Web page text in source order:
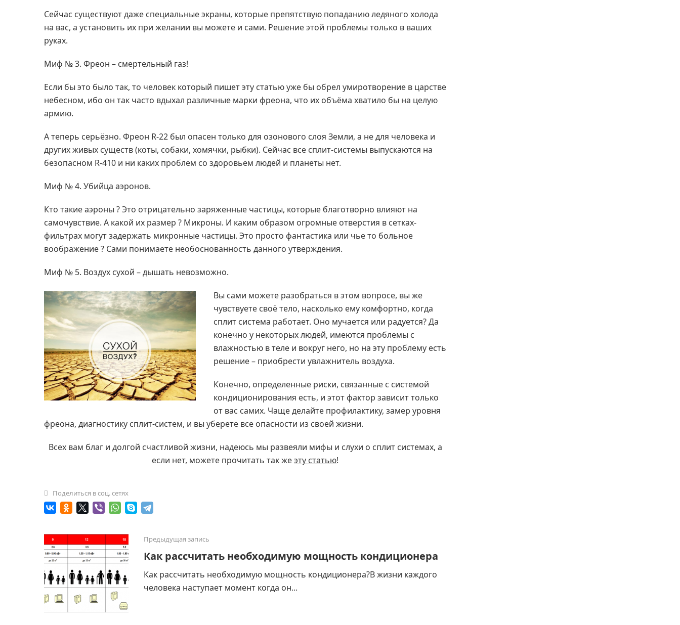
Сейчас существуют даже специальные экраны, которые препятствую попаданию ледяного холода
на вас, а установить их при желании вы можете и сами. Решение этой проблемы только в ваших
руках.
Миф № 3. Фреон – смертельный газ!
Если бы это было так, то человек который пишет эту статью уже бы обрел умиротворение в царстве
небесном, ибо он так часто вдыхал различные марки фреона, что их объёма хватило бы на целую
армию.
А теперь серьёзно. Фреон R-22 был опасен только для озонового слоя Земли, а не для человека и
других живых существ (коты, собаки, хомячки, рыбки). Сейчас все сплит-системы выпускаются на
безопасном R-410 и ни каких проблем со здоровьем людей и планеты нет.
Миф № 4. Убийца аэронов.
Кто такие аэроны ? Это отрицательно заряженные частицы, которые благотворно влияют на
самочувствие. А какой их размер ? Микроны. И каким образом огромные отверстия в сетках-
фильтрах могут задержать микронные частицы. Это просто фантастика или чье то больное
воображение ? Сами понимаете необоснованность данного утверждения.
Миф № 5. Воздух сухой – дышать невозможно.
Вы сами можете разобраться в этом вопросе, вы же
чувствуете своё тело, насколько ему комфортно, когда
сплит система работает. Оно мучается или радуется? Да
конечно у некоторых людей, имеются проблемы с
влажностью в теле и вокруг него, но на эту проблему есть
решение – приобрести увлажнитель воздуха.
Конечно, определенные риски, связанные с системой
кондиционирования есть, и этот фактор зависит только
от вас самих. Чаще делайте профилактику, замер уровня
фреона, диагностику сплит-систем, и вы уберете все опасности из своей жизни.
Всех вам благ и долгой счастливой жизни, надеюсь мы развеяли мифы и слухи о сплит системах, а
если нет, можете прочитать так жеэту статью!
Поделиться в соц. сетях
Предыдущая запись
Как рассчитать необходимую мощность кондиционера
Как рассчитать необходимую мощность кондиционера?В жизни каждого
человека наступает момент когда он...